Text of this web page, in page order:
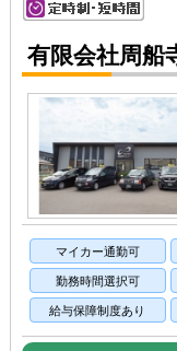
有限会社周船
マイカー通勤可
勤務時間選択可
給与保障制度あり